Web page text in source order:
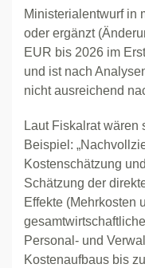
Ministerialentwurf in
oder ergänzt
EUR bis 2026 im
und ist nach
nicht ausreichend
Laut Fiskalrat wären
Beispiel:
Kostenschätzung
Schätzung der
Effekte (Mehrkosten
Personal- und
Kostenaufbaus bis